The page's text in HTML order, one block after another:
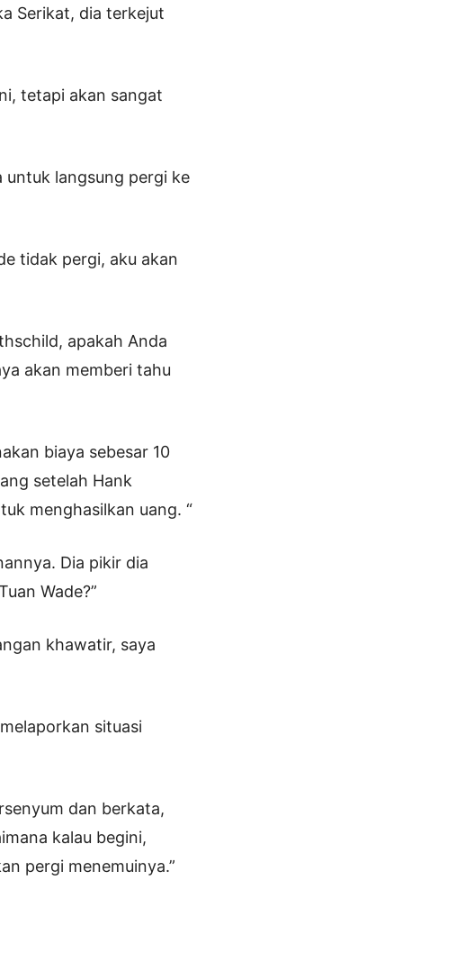
Serikat, dia terkejut
tetapi akan sangat
untuk langsung pergi ke
tidak pergi, aku akan
apakah Anda
akan memberi tahu
biaya sebesar 10
setelah Hank
menghasilkan uang. “
Dia pikir dia
Wade?”
khawatir, saya
situasi
dan berkata,
kalau begini,
pergi menemuinya.”